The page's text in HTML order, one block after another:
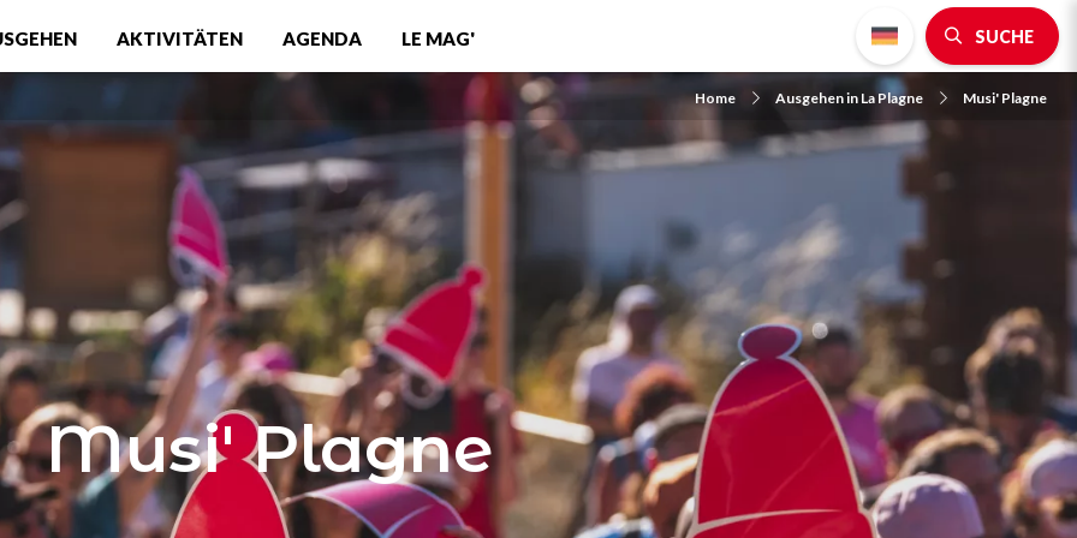
AKTIVITÄTEN AGENDA LE MAG' SUCHE
Home Ausgehen in La Plagne Musi' Plagne
Musi' Plagne